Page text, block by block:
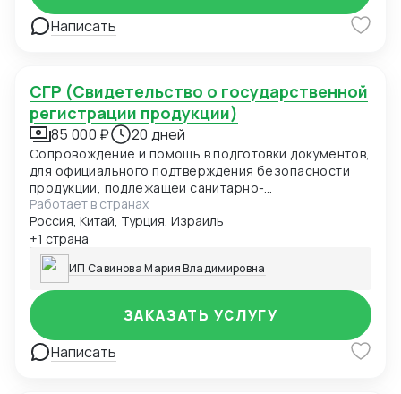
Написать
СГР (Свидетельство о государственной
регистрации продукции)
85 000 ₽ 20 дней
Сопровождение и помощь в подготовки документов,
для официального подтверждения безопасности
продукции, подлежащей санитарно-
эпидемиологическому надзору. СГР-обязательно
для продажи на территории ЕАЭС (продукция,
контактирующая с пищей, детские товары,
косметика и др.).
Работает в странах
Россия, Китай, Турция, Израиль
+1 страна
ИП Савинова Мария Владимировна
Написать
ЗАКАЗАТЬ УСЛУГУ